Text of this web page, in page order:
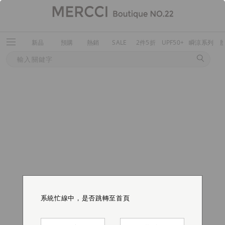
新品 預購 熱銷 SALE 2件5折 UPF50+ 瞬涼系列
系統忙線中，是否跳轉至首頁
系統忙線中，是否跳轉至首頁
系統忙線中，是否跳轉至首頁
系統忙線中，是否跳轉至首頁
系統忙線中，是否跳轉至首頁